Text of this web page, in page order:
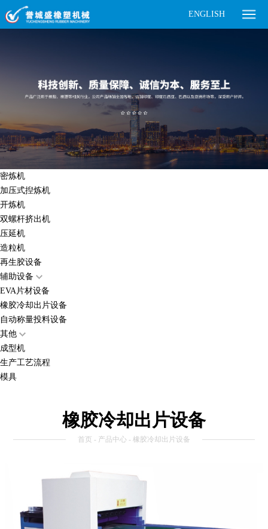
ENGLISH
密炼机
加压式揑炼机
开炼机
双螺杆挤出机
压延机
造粒机
再生胶设备
辅助设备
EVA片材设备
橡胶冷却出片设备
自动称量投料设备
其他
成型机
生产工艺流程
模具
橡胶冷却出片设备
首页 - 产品中心 - 橡胶冷却出片设备